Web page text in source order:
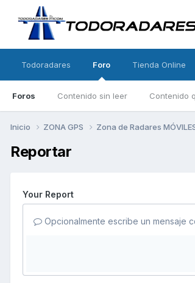
Todoradares Foro
Foros Contenido sin leer Contenido
Tienda Online
Inicio ZONA GPS Zona de Radares
Reportar
Your Report
Opcionalmente escribe un mensaje